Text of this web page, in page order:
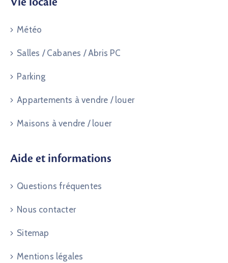
Météo
Salles / Cabanes / Abris PC
Parking
Appartements à vendre / louer
Maisons à vendre / louer
Aide et informations
Questions fréquentes
Nous contacter
Sitemap
Mentions légales